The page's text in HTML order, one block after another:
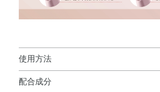
使用方法
使用方法
配合成分